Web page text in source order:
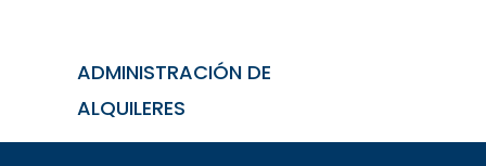
ADMINISTRACIÓN DE
ALQUILERES